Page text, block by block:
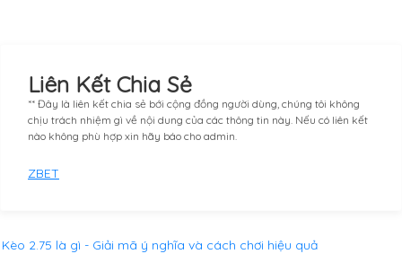
Liên Kết Chia Sẻ
** Đây là liên kết chia sẻ bới cộng đồng người dùng, chúng tôi không
chịu trách nhiệm gì về nội dung của các thông tin này. Nếu có liên kết
nào không phù hợp xin hãy báo cho admin.
ZBET
Kèo 2.75 là gì - Giải mã ý nghĩa và cách chơi hiệu quả